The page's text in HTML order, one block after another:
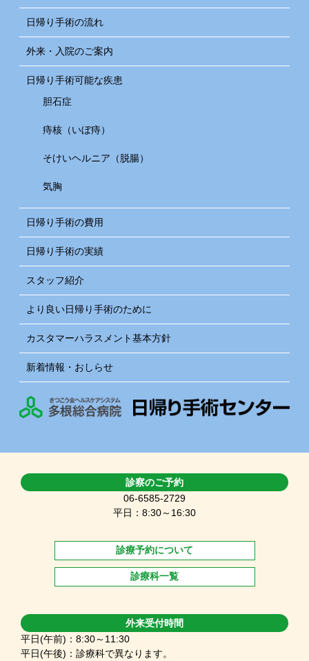
日帰り手術の流れ
外来・入院のご案内
日帰り手術可能な疾患
胆石症
痔核（いぼ痔）
そけいヘルニア（脱腸）
気胸
日帰り手術の費用
日帰り手術の実績
スタッフ紹介
より良い日帰り手術のために
カスタマーハラスメント基本方針
新着情報・おしらせ
診察のご予約
06-6585-2729
平日：8:30～16:30
診療予約について
診療科一覧
外来受付時間
平日(午前)：8:30～11:30
平日(午後)：診療科で異なります。